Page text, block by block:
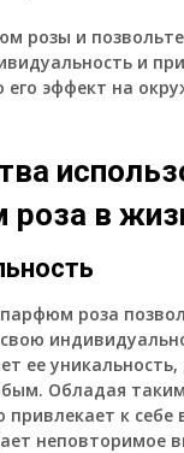
розы и
и
его эффект на
в
роза
ее
Обладая
к себе
неповторимое